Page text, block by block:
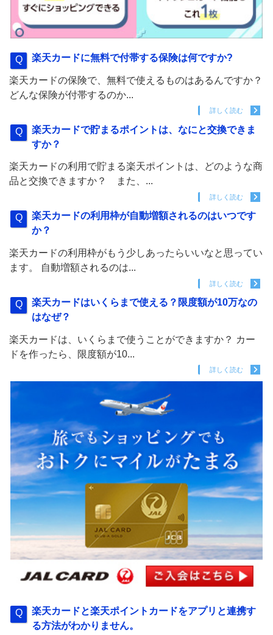
楽天カードに無料で付帯する保険は何ですか?
楽天カードの保険で、無料で使えるものはあるんですか？
どんな保険が付帯するのか...
詳しく読む
楽天カードで貯まるポイントは、なにと交換できま
すか？
楽天カードの利用で貯まる楽天ポイントは、どのような商
品と交換できますか？ また、...
詳しく読む
楽天カードの利用枠が自動増額されるのはいつです
か？
楽天カードの利用枠がもう少しあったらいいなと思ってい
ます。 自動増額されるのは...
詳しく読む
楽天カードはいくらまで使える？限度額が10万なの
はなぜ？
楽天カードは、いくらまで使うことができますか？ カー
ドを作ったら、限度額が10...
詳しく読む
楽天カードと楽天ポイントカードをアプリと連携す
る方法がわかりません。